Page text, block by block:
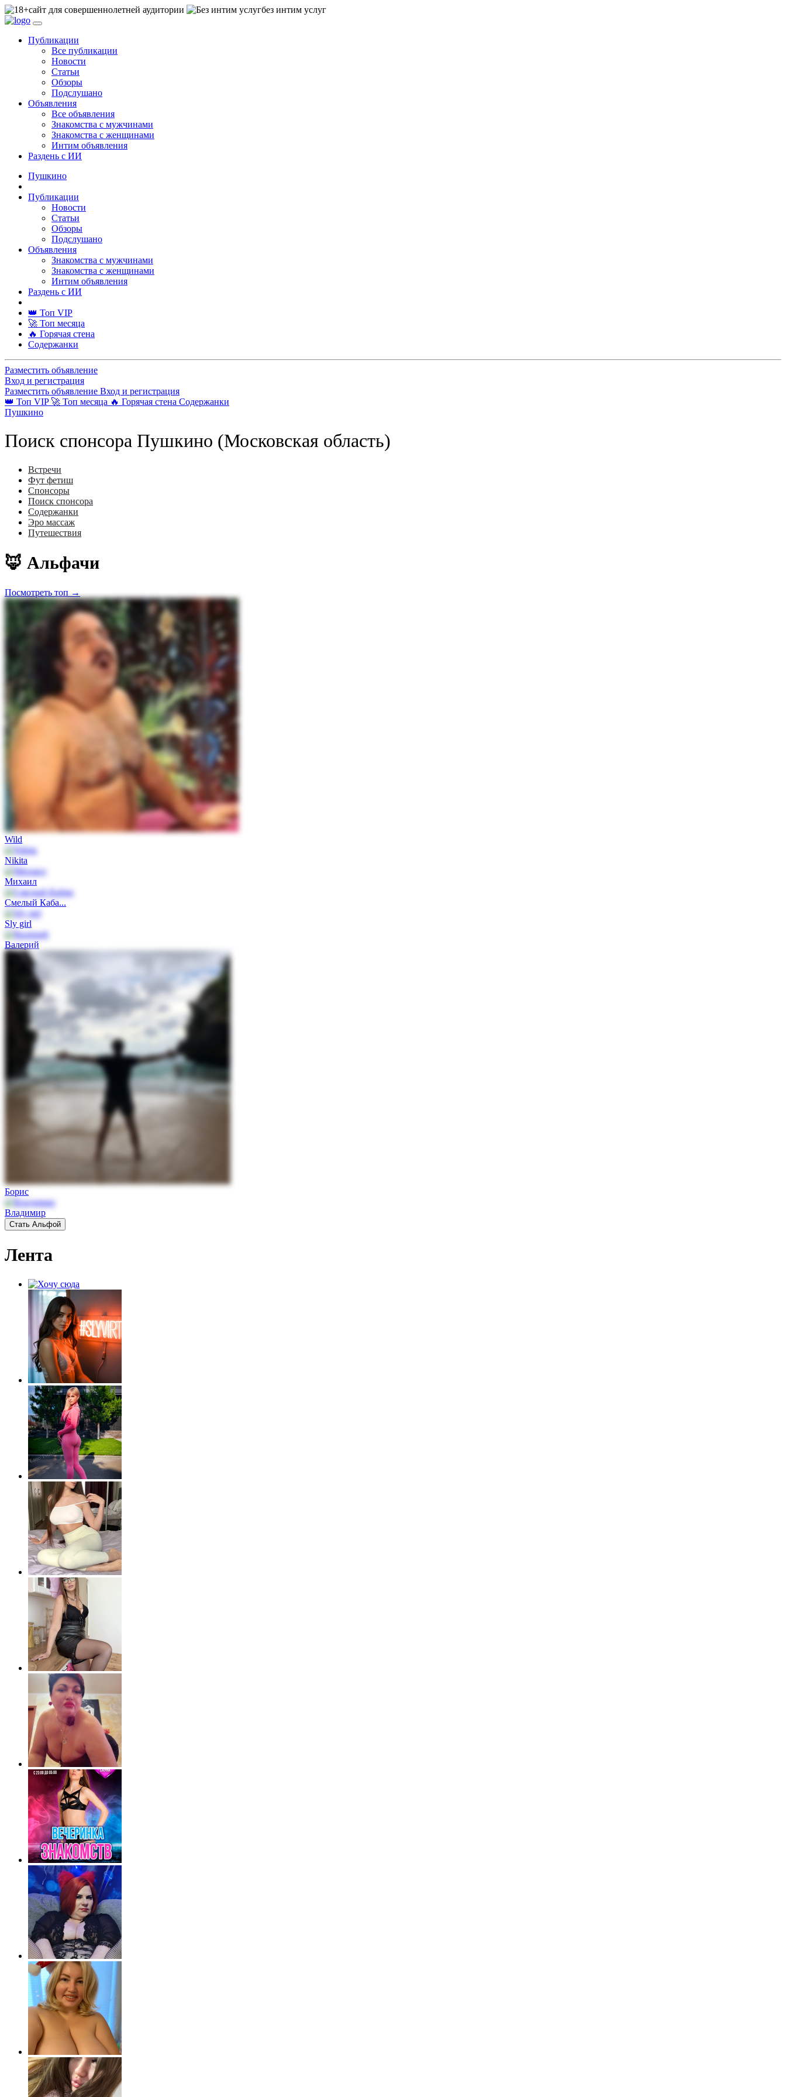
сайт для совершеннолетней аудитории без интим услуг
Публикации
Все публикации
Новости
Статьи
Обзоры
Подслушано
Объявления
Все объявления
Знакомства с мужчинами
Знакомства с женщинами
Интим объявления
Раздень с ИИ
Пушкино
Публикации
Новости
Статьи
Обзоры
Подслушано
Объявления
Знакомства с мужчинами
Знакомства с женщинами
Интим объявления
Раздень с ИИ
👑 Топ VIP
🚀 Топ месяца
🔥 Горячая стена
Содержанки
Разместить объявление
Вход и регистрация
Разместить объявление Вход и регистрация
👑 Топ VIP 🚀 Топ месяца 🔥 Горячая стена Содержанки
Пушкино
Поиск спонсора Пушкино (Московская область)
Встречи
Фут фетиш
Спонсоры
Поиск спонсора
Содержанки
Эро массаж
Путешествия
🦊 Альфачи
Посмотреть топ →
Wild
Nikita
Михаил
Смелый Каба...
Sly girl
Валерий
Борис
Владимир
Стать Альфой
Лента